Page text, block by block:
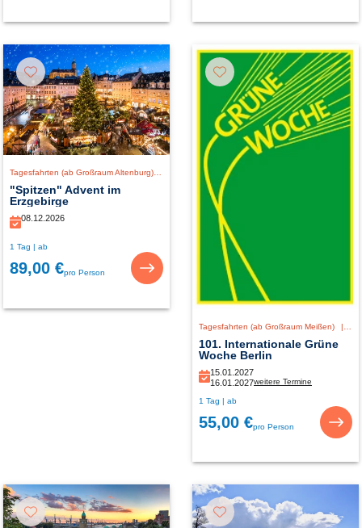
Tagesfahrten (ab Großraum Altenburg)| Deutschland
"Spitzen" Advent im
Erzgebirge
08.12.2026
1 Tag | ab
89,00 €pro Person
Tagesfahrten (ab Großraum Meißen) |
101. Internationale Grüne
Woche Berlin
15.01.2027
16.01.2027weitere Termine
1 Tag | ab
55,00 €pro Person